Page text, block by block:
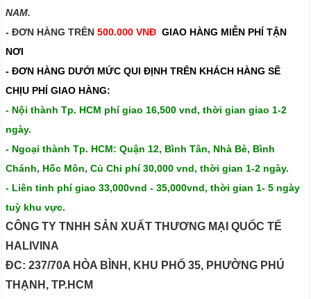
NAM.​​
- ĐƠN HÀNG TRÊN500.000 VNĐ GIAO HÀNG MIỄN PHÍ TẬN
NƠI
- ĐƠN HÀNG DƯỚI MỨC QUI ĐỊNH TRÊN KHÁCH HÀNG SẼ
CHỊU PHÍ GIAO HÀNG:
- Nội thành Tp. HCM phí giao 16,500 vnd, thời gian giao 1-2
ngày.
- Ngoại thành Tp. HCM: Quận 12, Bình Tân, Nhà Bè, Bình
Chánh, Hốc Môn, Củ Chi phí 30,000 vnd, thời gian 1-2 ngày.
- Liên tỉnh phí giao 33,000vnd - 35,000vnd, thời gian 1- 5 ngày
tuỳ khu vực.
CÔNG TY TNHH SẢN XUẤT THƯƠNG MẠI QUỐC TẾ
HALIVINA
ĐC: 237/70A HÒA BÌNH, KHU PHỐ 35, PHƯỜNG PHÚ
THẠNH, TP.HCM